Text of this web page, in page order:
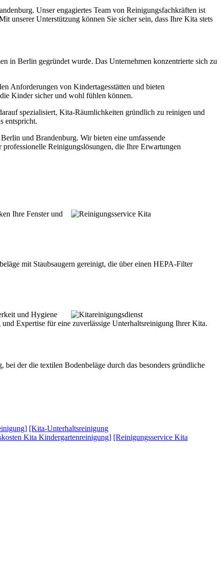
Unser engagiertes Team von Reinigungsfachkräften ist
unserer Unterstützung können Sie sicher sein, dass Ihre Kita stets
in Berlin gegründet wurde. Das Unternehmen konzentrierte sich zu
Anforderungen von Kindertagesstätten und bieten
Kinder sicher und wohl fühlen können.
spezialisiert, Kita-Räumlichkeiten gründlich zu reinigen und
entspricht.
und Brandenburg. Wir bieten eine umfassende
Reinigungslösungen, die Ihre Erwartungen
Ihre Fenster und
mit Staubsaugern gereinigt, die über einen HEPA-Filter
und Hygiene
Expertise für eine zuverlässige Unterhaltsreinigung Ihrer Kita.
der die textilen Bodenbeläge durch das besonders gründliche
[Kita-Unterhaltsreinigung
Kita Kindergartenreinigung] [Reinigungsservice Kita